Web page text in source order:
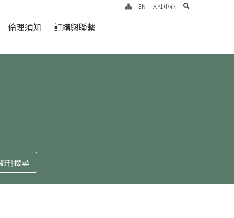
倫理須知 訂購與聯繫
EN 人社中心 search